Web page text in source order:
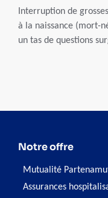
Interruption de
à la naissance (mort-
un tas de questions
Notre offre
Mutualité
Assurances